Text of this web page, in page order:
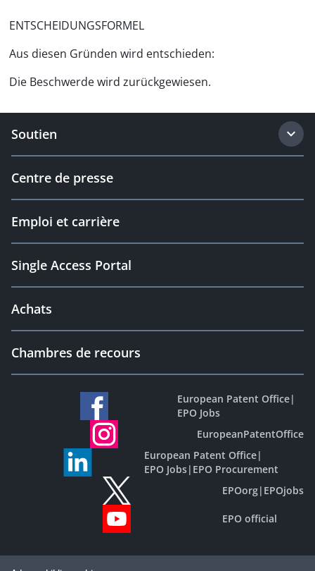
ENTSCHEIDUNGSFORMEL
Aus diesen Gründen wird entschieden:
Die Beschwerde wird zurückgewiesen.
Soutien
Centre de presse
Emploi et carrière
Single Access Portal
Achats
Chambres de recours
European Patent Office|
EPO Jobs
EuropeanPatentOffice
European Patent Office|
EPO Jobs| EPO Procurement
EPOorg| EPOjobs
EPO official